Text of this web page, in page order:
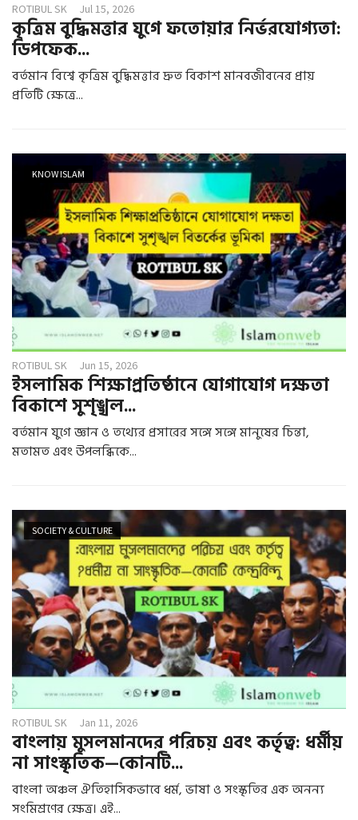
ROTIBUL SK Jul 15, 2026
কৃত্রিম বুদ্ধিমত্তার যুগে ফতোয়ার নির্ভরযোগ্যতা:
ডিপফেক...
বর্তমান বিশ্বে কৃত্রিম বুদ্ধিমত্তার দ্রুত বিকাশ মানবজীবনের প্রায়
প্রতিটি ক্ষেত্রে...
KNOW ISLAM
ROTIBUL SK Jun 15, 2026
ইসলামিক শিক্ষাপ্রতিষ্ঠানে যোগাযোগ দক্ষতা
বিকাশে সুশৃঙ্খল...
বর্তমান যুগে জ্ঞান ও তথ্যের প্রসারের সঙ্গে সঙ্গে মানুষের চিন্তা,
মতামত এবং উপলব্ধিকে...
SOCIETY & CULTURE
ROTIBUL SK Jan 11, 2026
বাংলায় মুসলমানদের পরিচয় এবং কর্তৃত্ব: ধর্মীয়
না সাংস্কৃতিক—কোনটি...
বাংলা অঞ্চল ঐতিহাসিকভাবে ধর্ম, ভাষা ও সংস্কৃতির এক অনন্য
সংমিশ্রণের ক্ষেত্র। এই...